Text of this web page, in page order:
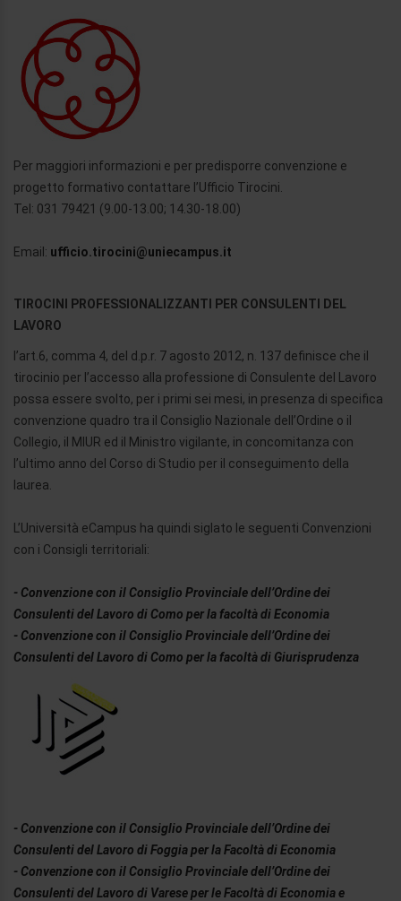
Per maggiori informazioni e per predisporre convenzione e
progetto formativo contattare l’Ufficio Tirocini.
Tel: 031 79421 (9.00-13.00; 14.30-18.00)
Email: ufficio.tirocini@uniecampus.it
TIROCINI PROFESSIONALIZZANTI PER CONSULENTI DEL
LAVORO
l’art.6, comma 4, del d.p.r. 7 agosto 2012, n. 137 definisce che il
tirocinio per l’accesso alla professione di Consulente del Lavoro
possa essere svolto, per i primi sei mesi, in presenza di specifica
convenzione quadro tra il Consiglio Nazionale dell’Ordine o il
Collegio, il MIUR ed il Ministro vigilante, in concomitanza con
l’ultimo anno del Corso di Studio per il conseguimento della
laurea.
L’Università eCampus ha quindi siglato le seguenti Convenzioni
con i Consigli territoriali:
- Convenzione con il Consiglio Provinciale dell’Ordine dei
Consulenti del Lavoro di Como per la facoltà di Economia
- Convenzione con il Consiglio Provinciale dell’Ordine dei
Consulenti del Lavoro di Como per la facoltà di Giurisprudenza
- Convenzione con il Consiglio Provinciale dell’Ordine dei
Consulenti del Lavoro diFoggiaper la Facoltà di Economia
- Convenzione con il Consiglio Provinciale dell’Ordine dei
Consulenti del Lavoro di Vareseper le Facoltà di Economia e